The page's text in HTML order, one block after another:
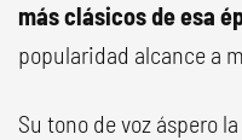
más clásicos de esa
popularidad alcance a
Su tono de voz áspero